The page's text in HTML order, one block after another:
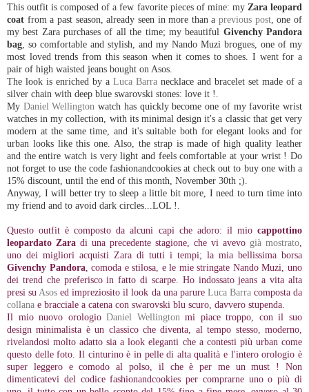
This outfit is composed of a few favorite pieces of mine: my Zara leopard
coat from a past season, already seen in more than aprevious post, one of
my best Zara purchases of all the time; my beautiful Givenchy Pandora
bag , so comfortable and stylish, and my Nando Muzi brogues, one of my
most loved trends from this season when it comes to shoes. I went for a
pair of high waisted jeans bought on Asos.
The look is enriched by a Luca Barra necklace and bracelet set made of a
silver chain with deep blue swarovski stones: love it !.
My Daniel Wellington watch has quickly become one of my favorite wrist
watches in my collection, with its minimal design it's a classic that get very
modern at the same time, and it's suitable both for elegant looks and for
urban looks like this one. Also, the strap is made of high quality leather
and the entire watch is very light and feels comfortable at your wrist ! Do
not forget to use the code fashionandcookies at check out to buy one with a
15% discount, until the end of this month, November 30th ;).
Anyway, I will better try to sleep a little bit more, I need to turn time into
my friend and to avoid dark circles...LOL !.
Questo outfit è composto da alcuni capi che adoro: il mio cappottino
leopardato Zara di una precedente stagione, che vi avevo già mostrato
uno dei migliori acquisti Zara di tutti i tempi; la mia bellissima borsa
Givenchy Pandora, comoda e stilosa, e le mie stringate Nando Muzi, uno
dei trend che preferisco in fatto di scarpe. Ho indossato jeans a vita alta
presi su Asos ed impreziosito il look da una parure Luca Barracomposta da
collana e bracciale a catena con swarovski blu scuro, davvero stupenda.
Il mio nuovo orologioDaniel Wellington mi piace troppo, con il suo
design minimalista è un classico che diventa, al tempo stesso, moderno,
rivelandosi molto adatto sia a look eleganti che a contesti più urban come
questo delle foto. Il cinturino è in pelle di alta qualità e l'intero orologio è
super leggero e comodo al polso, il che è per me un must ! Non
dimenticatevi del codice fashionandcookies per comprarne uno o più di